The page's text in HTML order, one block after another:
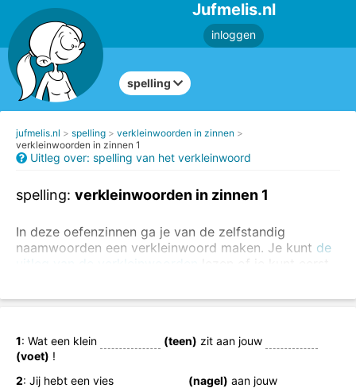
Jufmelis.nl
inloggen
spelling
jufmelis.nl spelling
verkleinwoorden in zinnen
verkleinwoorden in zinnen 1
Uitleg over: spelling van het verkleinwoord
spelling: verkleinwoorden in zinnen 1
In deze oefenzinnen ga je van de zelfstandig
naamwoorden een verkleinwoord maken. Je kunt de
lezen of je kunt eerst
1: Wat een klein (teen) zit aan jouw
(voet) !
2: Jij hebt een vies (nagel) aan jouw